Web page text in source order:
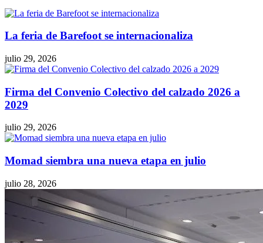
La feria de Barefoot se internacionaliza
julio 29, 2026
Firma del Convenio Colectivo del calzado 2026 a
2029
julio 29, 2026
Momad siembra una nueva etapa en julio
julio 28, 2026